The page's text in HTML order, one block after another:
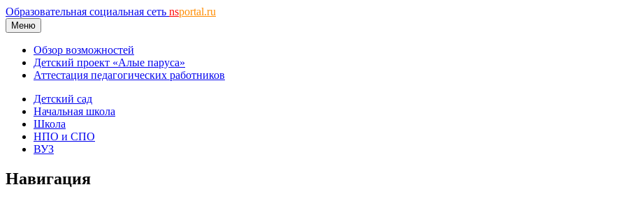
Образовательная социальная сеть nsportal.ru
Меню
Обзор возможностей
Детский проект «Алые паруса»
Аттестация педагогических работников
Детский сад
Начальная школа
Школа
НПО и СПО
ВУЗ
Навигация